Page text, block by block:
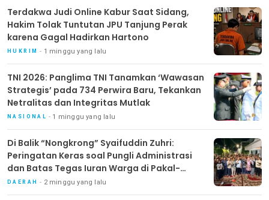
Terdakwa Judi Online Kabur Saat Sidang,
Hakim Tolak Tuntutan JPU Tanjung Perak
karena Gagal Hadirkan Hartono
HUKRIM 1 minggu yang lalu
TNI 2026: Panglima TNI Tanamkan ‘Wawasan
Strategis’ pada 734 Perwira Baru, Tekankan
Netralitas dan Integritas Mutlak
NASIONAL 1 minggu yang lalu
Di Balik “Nongkrong” Syaifuddin Zuhri:
Peringatan Keras soal Pungli Administrasi
dan Batas Tegas Iuran Warga di Pakal-
Benowo
DAERAH 2 minggu yang lalu